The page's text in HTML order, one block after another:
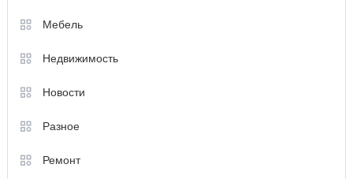
Мебель
Недвижимость
Новости
Разное
Ремонт